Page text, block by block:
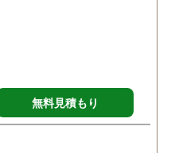
無料見積もり